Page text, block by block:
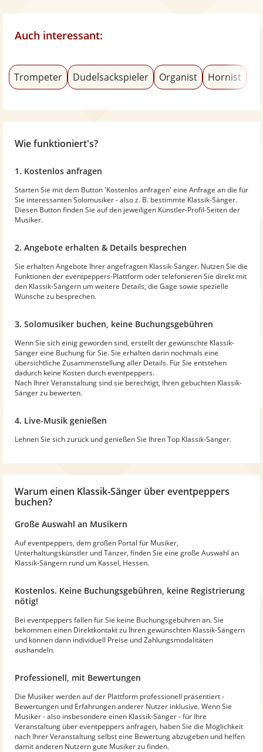
Auch interessant:
Trompeter Dudelsackspieler Organist Hornist
Wie funktioniert's?
1. Kostenlos anfragen
Starten Sie mit dem Button 'Kostenlos anfragen' eine Anfrage an die für
Sie interessanten Solomusiker - also z. B. bestimmte Klassik-Sänger.
Diesen Button finden Sie auf den jeweiligen Künstler-Profil-Seiten der
Musiker.
2. Angebote erhalten & Details besprechen
Sie erhalten Angebote Ihrer angefragten Klassik-Sänger. Nutzen Sie die
Funktionen der eventpeppers-Plattform oder telefonieren Sie direkt mit
den Klassik-Sängern um weitere Details, die Gage sowie spezielle
Wünsche zu besprechen.
3. Solomusiker buchen, keine Buchungsgebühren
Wenn Sie sich einig geworden sind, erstellt der gewünschte Klassik-
Sänger eine Buchung für Sie. Sie erhalten darin nochmals eine
übersichtliche Zusammenstellung aller Details. Für Sie entstehen
dadurch keine Kosten durch eventpeppers.
Nach Ihrer Veranstaltung sind sie berechtigt, Ihren gebuchten Klassik-
Sänger zu bewerten.
4. Live-Musik genießen
Lehnen Sie sich zurück und genießen Sie Ihren Top Klassik-Sänger.
Warum einen Klassik-Sänger über eventpeppers
buchen?
Große Auswahl an Musikern
Auf eventpeppers, dem großen Portal für Musiker,
Unterhaltungskünstler und Tänzer, finden Sie eine große Auswahl an
Klassik-Sängern rund um Kassel, Hessen.
Kostenlos. Keine Buchungsgebühren, keine Registrierung
nötig!
Bei eventpeppers fallen für Sie keine Buchungsgebühren an. Sie
bekommen einen Direktkontakt zu Ihren gewünschten Klassik-Sängern
und können dann individuell Preise und Zahlungsmodalitäten
aushandeln.
Professionell, mit Bewertungen
Die Musiker werden auf der Plattform professionell präsentiert -
Bewertungen und Erfahrungen anderer Nutzer inklusive. Wenn Sie
Musiker - also insbesondere einen Klassik-Sänger - für Ihre
Veranstaltung über eventpeppers anfragen, haben Sie die Möglichkeit
nach Ihrer Veranstaltung selbst eine Bewertung abzugeben und helfen
damit anderen Nutzern gute Musiker zu finden.